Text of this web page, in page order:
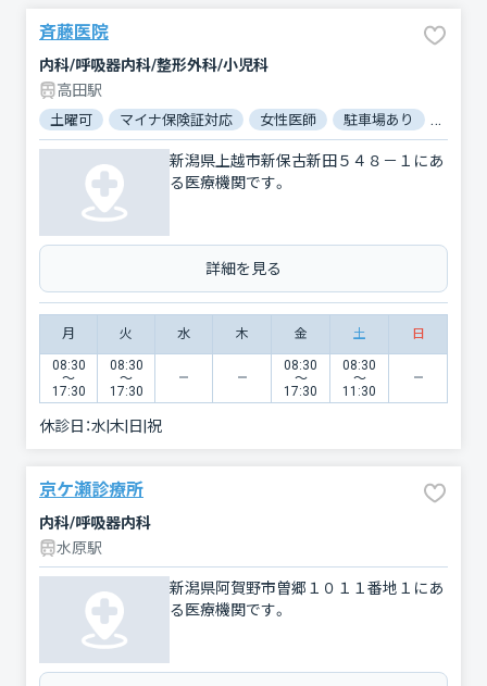
斉藤医院
内科/呼吸器内科/整形外科/小児科
高田駅
土曜可 マイナ保険証対応 女性医師 駐車場あり
新潟県上越市新保古新田５４８－１にあ
る医療機関です。
詳細を見る
月 火 水 木 金 土 日
08:30
〜
17:30
08:30
〜
17:30
08:30
〜
17:30
08:30
〜
11:30
休診日：水|木|日|祝
京ケ瀬診療所
内科/呼吸器内科
水原駅
新潟県阿賀野市曽郷１０１１番地１にあ
る医療機関です。